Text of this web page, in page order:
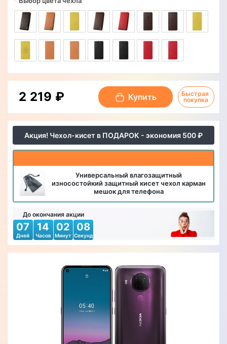
Акция! Чехол-кисет в ПОДАРОК - экономия 500 ₽
Универсальный влагозащитный
износостойкий защитный кисет чехол карман
мешок для телефона
До окончания акции
07
Дней
14
Часов
02
Минут
06
Секунд
2 219 ₽ Купить
Быстрая
покупка